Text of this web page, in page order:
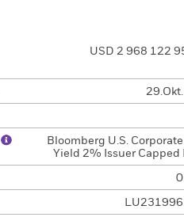
USD 2 968 122
Bloomberg U.S.
Yield 2% Issuer Capped